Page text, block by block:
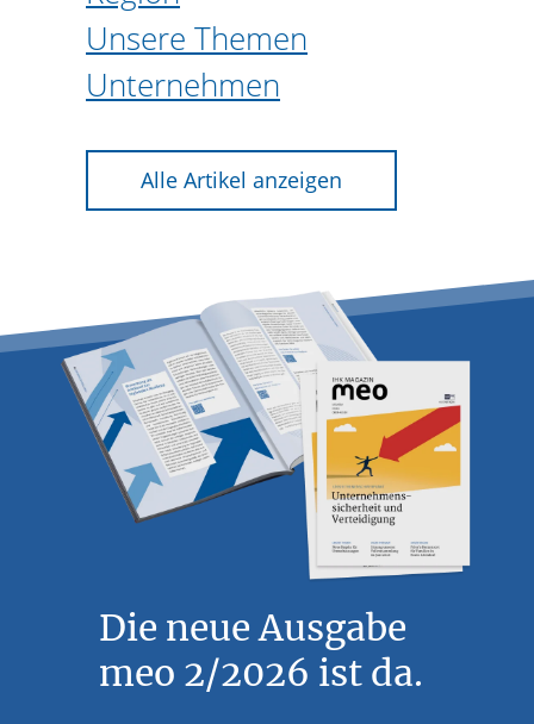
Unsere Themen
Unternehmen
Alle Artikel anzeigen
Die neue Ausgabe
meo 2/2026 ist da.